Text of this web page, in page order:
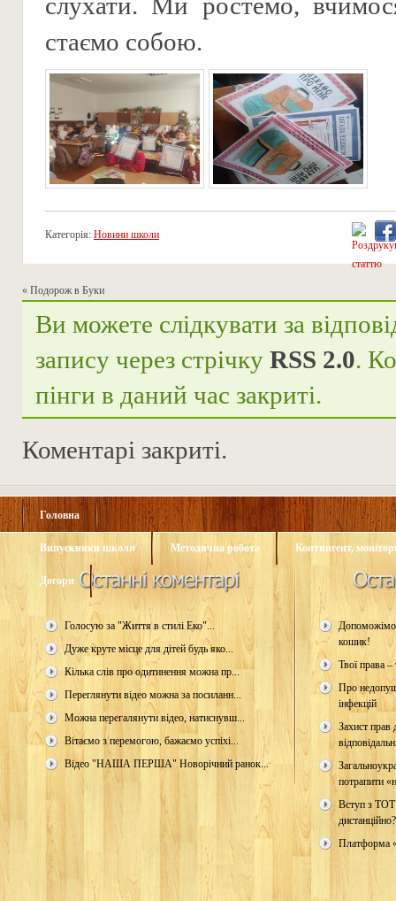
стаємо собою.
Категорія: Новини школи
« Подорож в Буки
Ви можете слідкувати за
запису через стрічку RSS 2.0.
пінги в даний час закриті.
Коментарі закриті.
Головна
Випускники школи Методична робота Контингент,
Догори
Голосую за "Життя в стилі Еко"...
Дуже круте місце для дітей будь яко...
Кілька слів про одитинення можна пр...
Переглянути відео можна за посиланн...
Можна перегалянути відео, натиснувш...
Вітаємо з перемогою, бажаємо успіхі...
Відео "НАША ПЕРША" Новорічний ранок...
Допоможімо
кошик!
Твої права –
Про
інфекцій
Захист прав
потрапити
Вступ з
дистанційно?
Платформа